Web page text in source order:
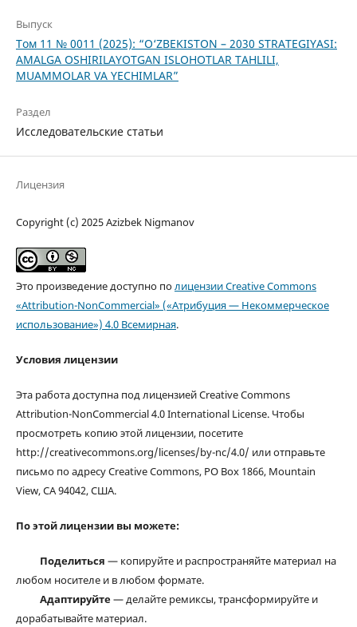
Выпуск
Том 11 № 0011 (2025): “O‘ZBEKISTON – 2030 STRATEGIYASI:
AMALGA OSHIRILAYOTGAN ISLOHOTLAR TAHLILI,
MUAMMOLAR VA YECHIMLAR”
Раздел
Исследовательские статьи
Лицензия
Copyright (c) 2025 Azizbek Nigmanov
Это произведение доступно полицензии Creative Commons
«Attribution-NonCommercial» («Атрибуция — Некоммерческое
использование») 4.0 Всемирная.
Условия лицензии
Эта работа доступна под лицензией Creative Commons
Attribution-NonCommercial 4.0 International License. Чтобы
просмотреть копию этой лицензии, посетите
http://creativecommons.org/licenses/by-nc/4.0/ или отправьте
письмо по адресу Creative Commons, PO Box 1866, Mountain
View, CA 94042, США.
По этой лицензии вы можете:
Поделиться — копируйте и распространяйте материал на
любом носителе и в любом формате.
Адаптируйте— делайте ремиксы, трансформируйте и
дорабатывайте материал.